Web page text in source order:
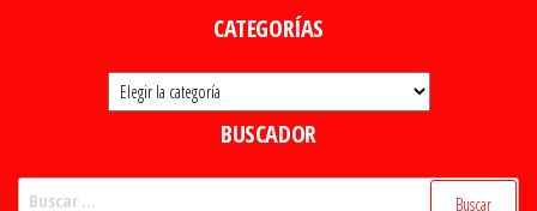
CATEGORÍAS
Categorías
BUSCADOR